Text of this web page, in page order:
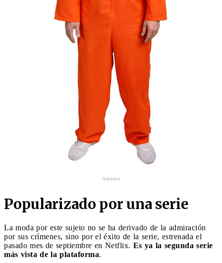
Amazon
Popularizado por una serie
La moda por este sujeto no se ha derivado de la admiración
por sus crímenes, sino por el éxito de la serie, estrenada el
pasado mes de septiembre en Netflix. Es ya la segunda serie
más vista de la plataforma.